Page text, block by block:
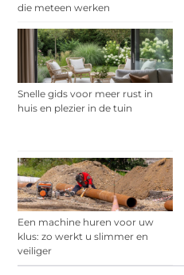
die meteen werken
Snelle gids voor meer rust in
huis en plezier in de tuin
Een machine huren voor uw
klus: zo werkt u slimmer en
veiliger